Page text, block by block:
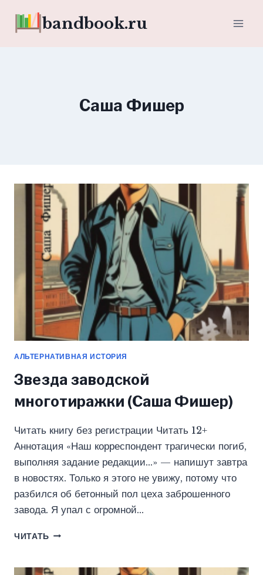
bandbook.ru
Саша Фишер
АЛЬТЕРНАТИВНАЯ ИСТОРИЯ
Звезда заводской
многотиражки (Саша Фишер)
Читать книгу без регистрации Читать 12+
Аннотация «Наш корреспондент трагически погиб,
выполняя задание редакции…» — напишут завтра
в новостях. Только я этого не увижу, потому что
разбился об бетонный пол цеха заброшенного
завода. Я упал с огромной…
ЧИТАТЬ ЗВЕЗДА
(САША